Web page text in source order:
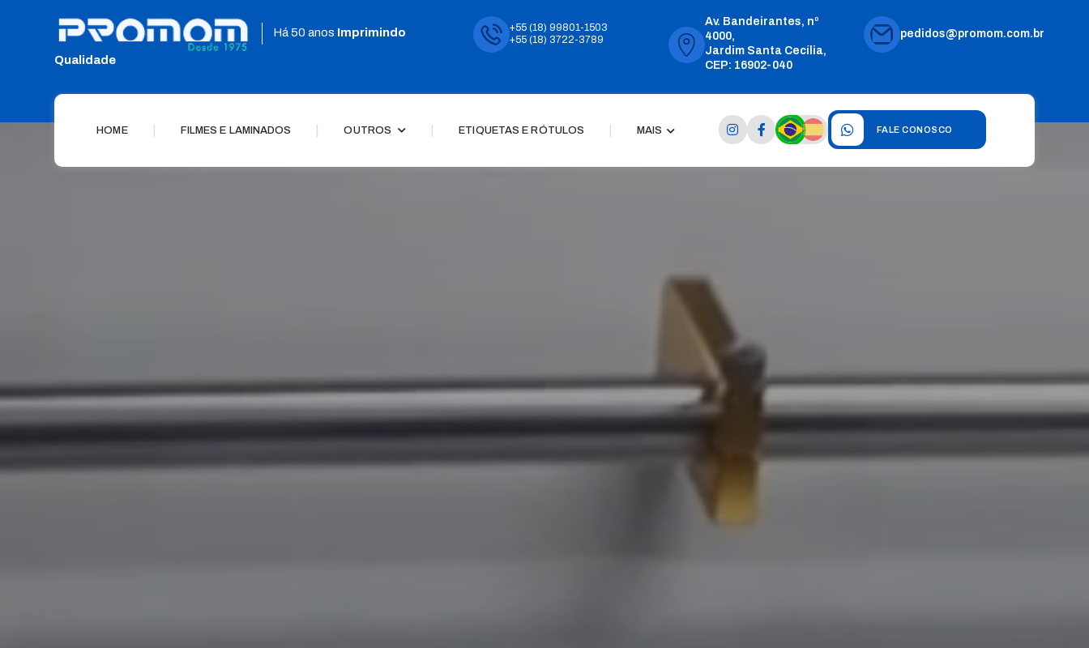
Há 50 anos Imprimindo
Qualidade
+55 (18) 99801-1503
+55 (18) 3722-3789
Av. Bandeirantes, nº
4000,
Jardim Santa Cecília,
CEP: 16902-040
pedidos@promom.com.br
HOME FILMES E LAMINADOS OUTROS ETIQUETAS E RÓTULOS MAIS FALE CONOSCO